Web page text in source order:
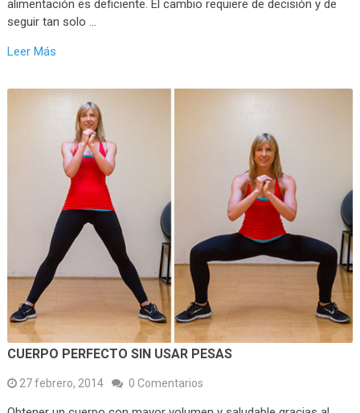
alimentación es deficiente. El cambio requiere de decisión y de
seguir tan solo …
Leer Más
CUERPO PERFECTO SIN USAR PESAS
27 febrero, 2014 0 Comentarios